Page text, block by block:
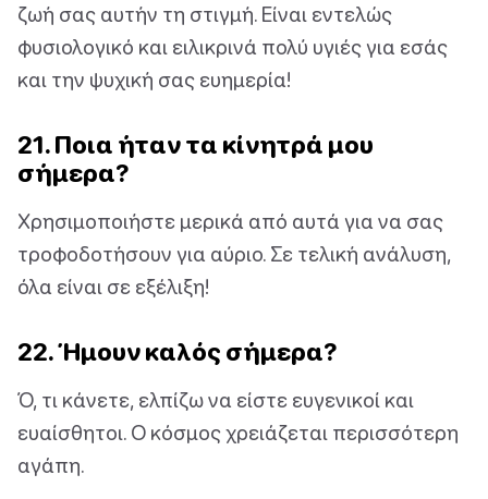
ζωή σας αυτήν τη στιγμή. Είναι εντελώς
φυσιολογικό και ειλικρινά πολύ υγιές για εσάς
και την ψυχική σας ευημερία!
21. Ποια ήταν τα κίνητρά μου
σήμερα?
Χρησιμοποιήστε μερικά από αυτά για να σας
τροφοδοτήσουν για αύριο. Σε τελική ανάλυση,
όλα είναι σε εξέλιξη!
22. Ήμουν καλός σήμερα?
Ό, τι κάνετε, ελπίζω να είστε ευγενικοί και
ευαίσθητοι. Ο κόσμος χρειάζεται περισσότερη
αγάπη.